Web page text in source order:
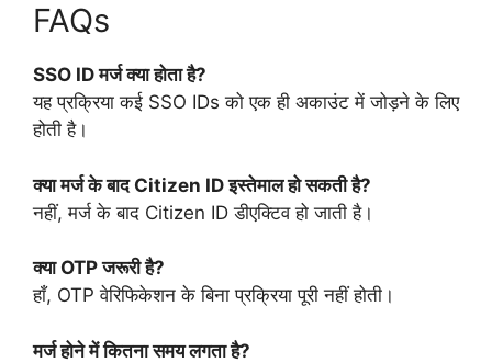
FAQs
SSO ID मर्ज क्या होता है?
यह प्रक्रिया कई SSO IDs को एक ही अकाउंट में जोड़ने के लिए
होती है।
क्या मर्ज के बाद Citizen ID इस्तेमाल हो सकती है?
नहीं, मर्ज के बाद Citizen ID डीएक्टिव हो जाती है।
क्या OTP जरूरी है?
हाँ, OTP वेरिफिकेशन के बिना प्रक्रिया पूरी नहीं होती।
मर्ज होने में कितना समय लगता है?